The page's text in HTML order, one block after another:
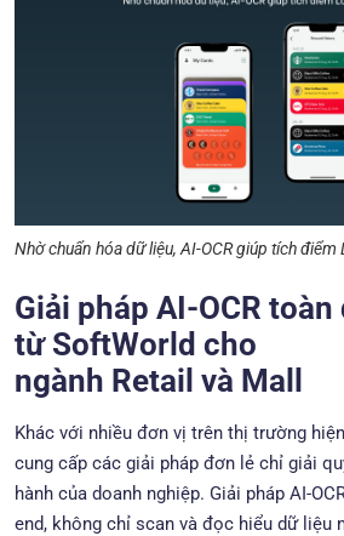
Nhờ chuẩn hóa dữ liệu, AI-OCR giúp tích điểm
Giải pháp AI-OCR toàn
từ SoftWorld cho
ngành Retail và Mall
Khác với nhiều đơn vị trên thị trường
cung cấp các giải pháp đơn lẻ chỉ giải
hành của doanh nghiệp. Giải pháp AI-
end, không chỉ scan và đọc hiểu dữ liệu